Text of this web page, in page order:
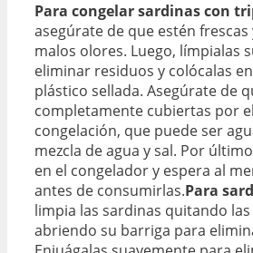
Para congelar sardinas con
asegúrate de que estén frescas
malos olores. Luego, límpialas
eliminar residuos y colócalas
plástico sellada. Asegúrate de
completamente cubiertas por
congelación, que puede ser
mezcla de agua y sal. Por
en el congelador y espera al
antes de consumirlas.Para
limpia las sardinas quitando las
abriendo su barriga para